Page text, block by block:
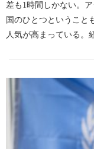
差も1時間しかない。
国のひとつということ
人気が高まっている